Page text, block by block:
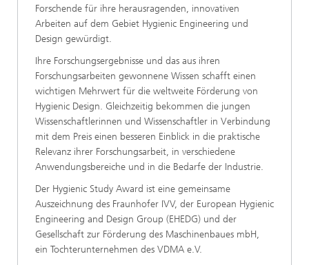
Forschende für ihre herausragenden, innovativen
Arbeiten auf dem Gebiet Hygienic Engineering und
Design gewürdigt.
Ihre Forschungsergebnisse und das aus ihren
Forschungsarbeiten gewonnene Wissen schafft einen
wichtigen Mehrwert für die weltweite Förderung von
Hygienic Design. Gleichzeitig bekommen die jungen
Wissenschaftlerinnen und Wissenschaftler in Verbindung
mit dem Preis einen besseren Einblick in die praktische
Relevanz ihrer Forschungsarbeit, in verschiedene
Anwendungsbereiche und in die Bedarfe der Industrie.
Der Hygienic Study Award ist eine gemeinsame
Auszeichnung des Fraunhofer IVV, der European Hygienic
Engineering and Design Group (EHEDG) und der
Gesellschaft zur Förderung des Maschinenbaues mbH,
ein Tochterunternehmen des VDMA e.V.